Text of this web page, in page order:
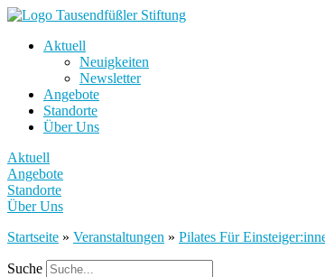
Aktuell
Neuigkeiten
Newsletter
Angebote
Standorte
Über Uns
Aktuell
Angebote
Standorte
Über Uns
Startseite » Veranstaltungen » Pilates Für
Suche